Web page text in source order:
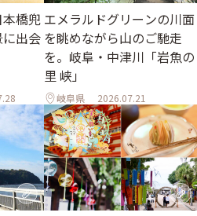
橋兜
出会
エメラルドグリーンの川面
を眺めながら山のご馳走
を。岐阜・中津川「岩魚の
里 峡」
岐阜県 2026.07.21